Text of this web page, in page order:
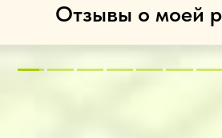
Отзывы о моей